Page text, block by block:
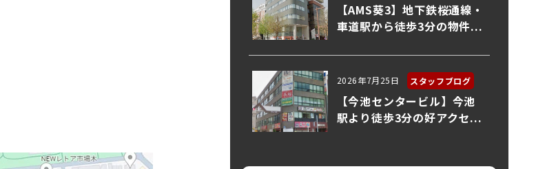
【AMS葵3】地下鉄桜通線・
車道駅から徒歩3分の物件...
2026年7月25日 スタッフブログ
【今池センタービル】今池
駅より徒歩3分の好アクセ...